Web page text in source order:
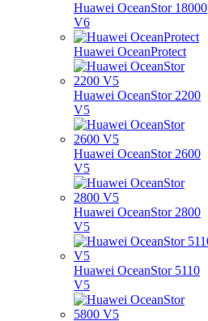
Huawei OceanStor 18000
V6
Huawei OceanProtect
Huawei OceanStor 2200
V5
Huawei OceanStor 2600
V5
Huawei OceanStor 2800
V5
Huawei OceanStor 5110
V5